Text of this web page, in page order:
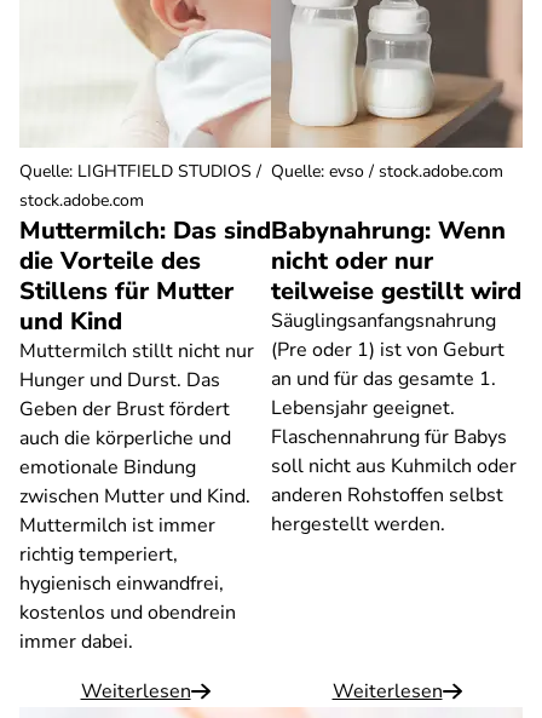
Muttermilch: Das sind
die Vorteile des
Stillens für Mutter
und Kind
Muttermilch stillt nicht nur
Hunger und Durst. Das
Geben der Brust fördert
auch die körperliche und
emotionale Bindung
zwischen Mutter und Kind.
Muttermilch ist immer
richtig temperiert,
hygienisch einwandfrei,
kostenlos und obendrein
immer dabei.
Weiterlesen
Quelle: LIGHTFIELD STUDIOS /
stock.adobe.com
Babynahrung: Wenn
nicht oder nur
teilweise gestillt wird
Säuglingsanfangsnahrung
(Pre oder 1) ist von Geburt
an und für das gesamte 1.
Lebensjahr geeignet.
Flaschennahrung für Babys
soll nicht aus Kuhmilch oder
anderen Rohstoffen selbst
hergestellt werden.
Weiterlesen
Quelle: evso / stock.adobe.com